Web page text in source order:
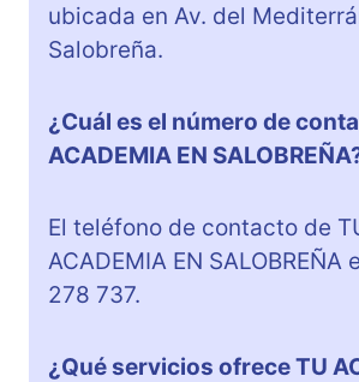
ubicada en Av. del
Salobreña.
¿Cuál es el número de
ACADEMIA EN
El teléfono de contacto de
ACADEMIA EN
278 737.
¿Qué servicios ofrece TU